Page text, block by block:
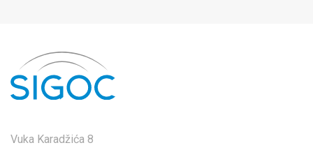
Vuka Karadžića 8